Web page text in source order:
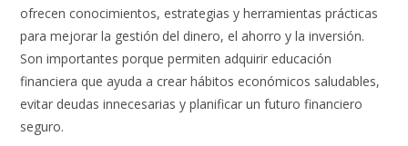
ofrecen conocimientos, estrategias y herramientas prácticas
para mejorar la gestión del dinero, el ahorro y la inversión.
Son importantes porque permiten adquirir educación
financiera que ayuda a crear hábitos económicos saludables,
evitar deudas innecesarias y planificar un futuro financiero
seguro.